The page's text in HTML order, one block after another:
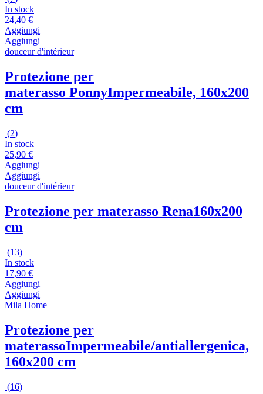
In stock
24,40 €
Aggiungi
Aggiungi
douceur d'intérieur
Protezione per
materasso PonnyImpermeabile, 160x200
cm
(2)
In stock
25,90 €
Aggiungi
Aggiungi
douceur d'intérieur
Protezione per materasso Rena160x200
cm
(13)
In stock
17,90 €
Aggiungi
Aggiungi
Mila Home
Protezione per
materassoImpermeabile/antiallergenica,
160x200 cm
(16)